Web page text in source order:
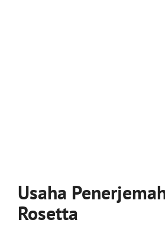
Usaha
Rosetta